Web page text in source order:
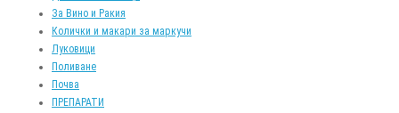
За Вино и Ракия
Колички и макари за маркучи
Луковици
Поливане
Почва
ПРЕПАРАТИ